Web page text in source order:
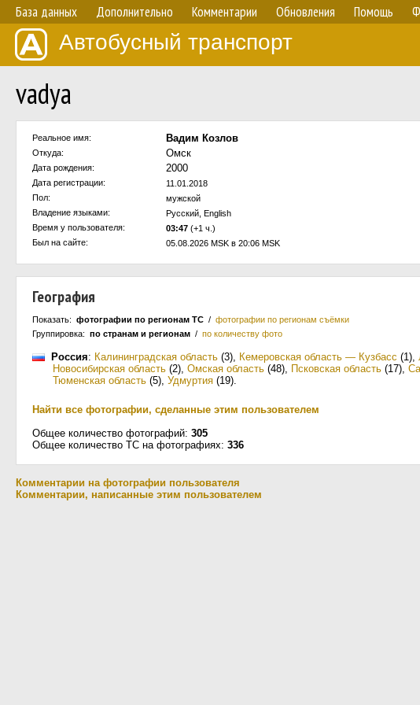
База данных Дополнительно Комментарии Обновления Помощь
Автобусный транспорт
vadya
Реальное имя: Вадим Козлов
Откуда: Омск
Дата рождения: 2000
Дата регистрации:
11.01.2018
Пол:
мужской
Владение языками:
Русский, English
Время у пользователя:
03:47 (+1 ч.)
Был на сайте:
05.08.2026 MSK в 20:06 MSK
География
Показать: фотографии по регионам ТС / фотографии по регионам съёмки
Группировка: по странам и регионам / по количеству фото
Россия: Калининградская область (3), Кемеровская область — Кузбасс (1),
Новосибирская область (2), Омская область (48), Псковская область (17),
Тюменская область (5), Удмуртия (19).
Найти все фотографии, сделанные этим пользователем
Общее количество фотографий: 305
Общее количество ТС на фотографиях: 336
Комментарии на фотографии пользователя
Комментарии, написанные этим пользователем